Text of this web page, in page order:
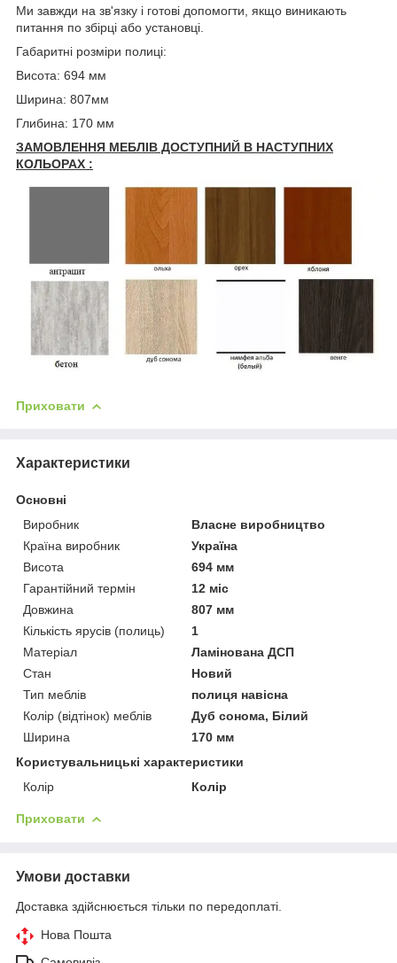
Ми завжди на зв'язку і готові допомогти, якщо виникають
питання по збірці або установці.
Габаритні розміри полиці:
Висота: 694 мм
Ширина: 807мм
Глибина: 170 мм
ЗАМОВЛЕННЯ МЕБЛІВ ДОСТУПНИЙ В НАСТУПНИХ
КОЛЬОРАХ :
Приховати
Характеристики
Основні
Виробник
Власне виробництво
Країна виробник
Україна
Висота
694 мм
Гарантійний термін
12 міс
Довжина
807 мм
Кількість ярусів (полиць)
1
Матеріал
Ламінована ДСП
Стан
Новий
Тип меблів
полиця навісна
Колір (відтінок) меблів
Дуб сонома, Білий
Ширина
170 мм
Користувальницькі характеристики
Колір
Колір
Приховати
Умови доставки
Доставка здійснюється тільки по передоплаті.
Нова Пошта